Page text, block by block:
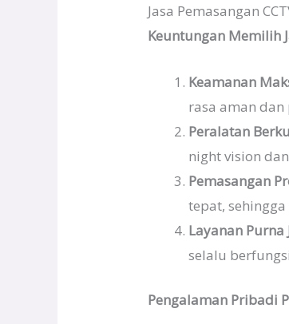
Jasa Pemasangan
Keuntungan Memilih
Keamanan
rasa aman
Peralatan
night vision
Pemasangan
tepat,
Layanan Purna
selalu
Pengalaman Pribadi